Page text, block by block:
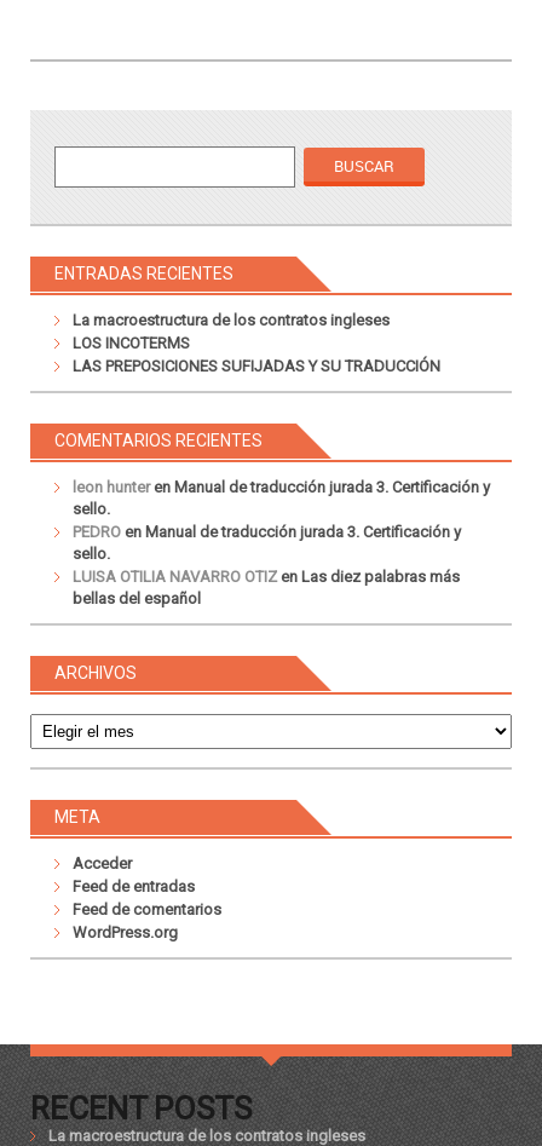
ENTRADAS RECIENTES
La macroestructura de los contratos ingleses
LOS INCOTERMS
LAS PREPOSICIONES SUFIJADAS Y SU TRADUCCIÓN
COMENTARIOS RECIENTES
leon hunteren Manual de traducción jurada 3. Certificación y
sello.
PEDRO en Manual de traducción jurada 3. Certificación y
sello.
LUISA OTILIA NAVARRO OTIZ en Las diez palabras más
bellas del español
ARCHIVOS
META
Acceder
Feed de entradas
Feed de comentarios
WordPress.org
RECENT POSTS
La macroestructura de los contratos ingleses